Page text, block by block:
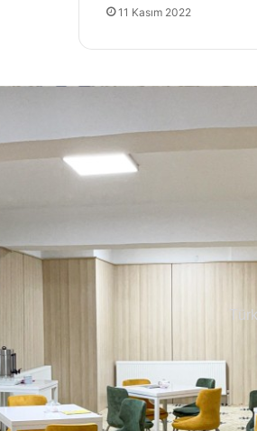
11 Kasım 2022